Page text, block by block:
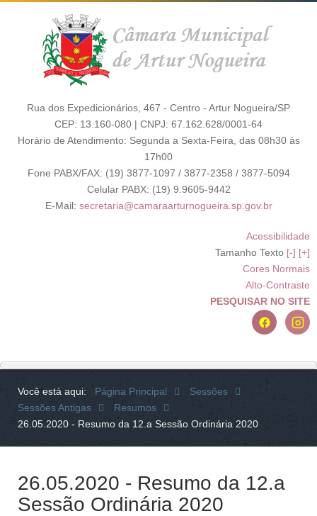
Rua dos Expedicionários, 467 - Centro - Artur Nogueira/SP
CEP: 13.160-080 | CNPJ: 67.162.628/0001-64
Horário de Atendimento: Segunda a Sexta-Feira, das 08h30 às
17h00
Fone PABX/FAX: (19) 3877-1097 / 3877-2358 / 3877-5094
Celular PABX: (19) 9.9605-9442
E-Mail: secretaria@camaraarturnogueira.sp.gov.br
Acessibilidade
Tamanho Texto [-] [+]
Cores Normais
Alto-Contraste
PESQUISAR NO SITE
Você está aqui: Página Principal
Sessões
Sessões Antigas
Resumos
26.05.2020 - Resumo da 12.a Sessão Ordinária 2020
26.05.2020 - Resumo da 12.a
Sessão Ordinária 2020